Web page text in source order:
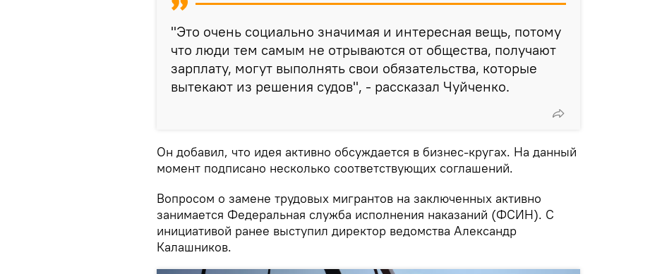
"Это очень социально значимая и интересная вещь, потому
что люди тем самым не отрываются от общества, получают
зарплату, могут выполнять свои обязательства, которые
вытекают из решения судов", - рассказал Чуйченко.
Он добавил, что идея активно обсуждается в бизнес-кругах. На данный
момент подписано несколько соответствующих соглашений.
Вопросом о замене трудовых мигрантов на заключенных активно
занимается Федеральная служба исполнения наказаний (ФСИН). С
инициативой ранее выступил директор ведомства Александр
Калашников.